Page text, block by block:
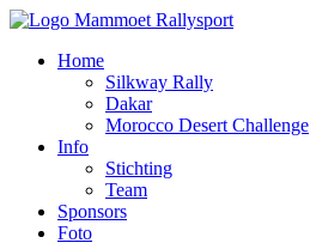
Home
Silkway Rally
Dakar
Morocco Desert Challenge
Info
Stichting
Team
Sponsors
Foto